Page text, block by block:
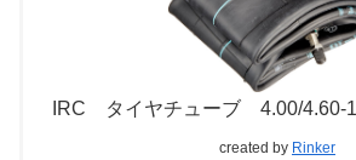
IRC タイヤチューブ 4.00/4.60-
created by Rinker